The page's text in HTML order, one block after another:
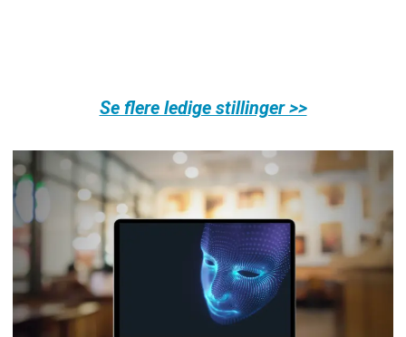
Se flere ledige stillinger >>